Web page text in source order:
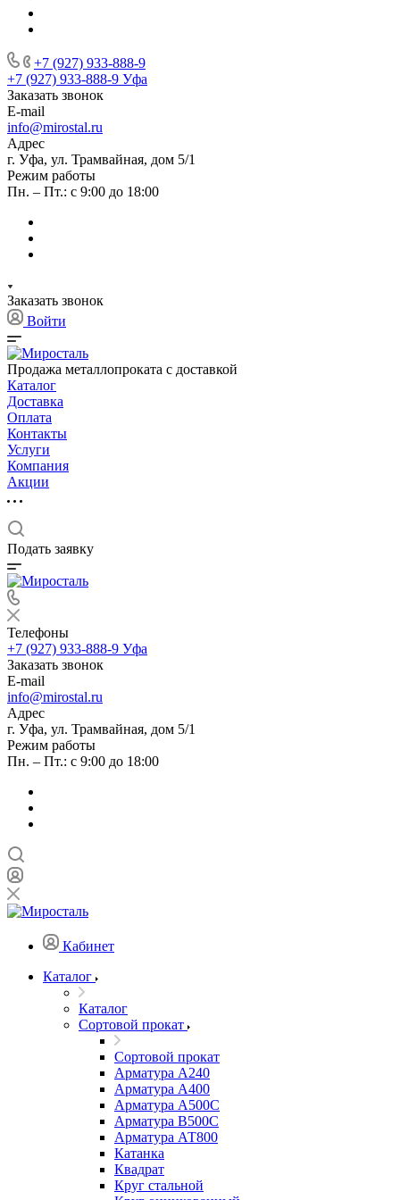
+7 (927) 933-888-9
+7 (927) 933-888-9 Уфа
Заказать звонок
E-mail
info@mirostal.ru
Адрес
г. Уфа, ул. Трамвайная, дом 5/1
Режим работы
Пн. – Пт.: с 9:00 до 18:00
Заказать звонок
Войти
Продажа металлопроката с доставкой
Каталог
Доставка
Оплата
Контакты
Услуги
Компания
Акции
Подать заявку
Телефоны
+7 (927) 933-888-9 Уфа
Заказать звонок
E-mail
info@mirostal.ru
Адрес
г. Уфа, ул. Трамвайная, дом 5/1
Режим работы
Пн. – Пт.: с 9:00 до 18:00
Кабинет
Каталог
Каталог
Сортовой прокат
Сортовой прокат
Арматура А240
Арматура А400
Арматура А500C
Арматура В500С
Арматура АТ800
Катанка
Квадрат
Круг стальной